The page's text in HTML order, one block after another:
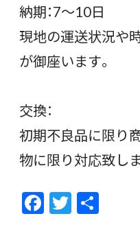
納期：7〜10日
現地の運送状況や
が御座います。
交換：
初期不良品に限り
物に限り対応致しま
F
ac
T
w